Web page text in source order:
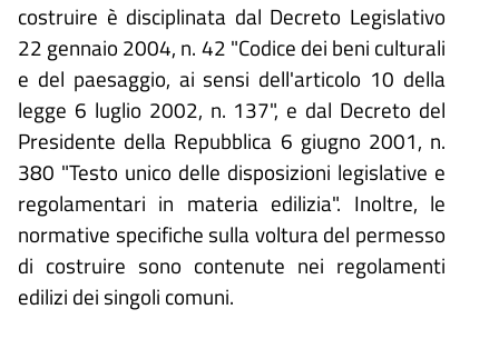
costruire è disciplinata dal Decreto Legislativo
22 gennaio 2004, n. 42 "Codice dei beni culturali
e del paesaggio, ai sensi dell'articolo 10 della
legge 6 luglio 2002, n. 137", e dal Decreto del
Presidente della Repubblica 6 giugno 2001, n.
380 "Testo unico delle disposizioni legislative e
regolamentari in materia edilizia". Inoltre, le
normative specifiche sulla voltura del permesso
di costruire sono contenute nei regolamenti
edilizi dei singoli comuni.